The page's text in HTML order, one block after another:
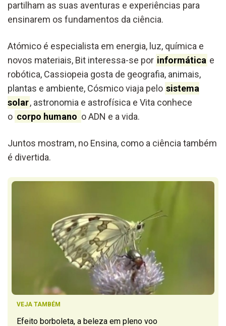
partilham as suas aventuras e experiências para
ensinarem os fundamentos da ciência.
Atómico é especialista em energia, luz, química e
novos materiais, Bit interessa-se por informática e
robótica, Cassiopeia gosta de geografia, animais,
plantas e ambiente, Cósmico viaja pelo sistema
solar, astronomia e astrofísica e Vita conhece
o corpo humano o ADN e a vida.
Juntos mostram, no Ensina, como a ciência também
é divertida.
VEJA TAMBÉM
Efeito borboleta, a beleza em pleno voo